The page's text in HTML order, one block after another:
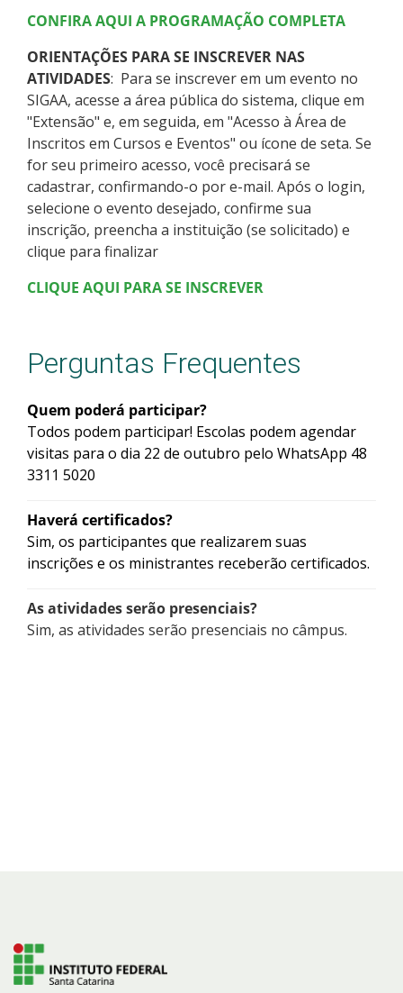
CONFIRA AQUI A PROGRAMAÇÃO COMPLETA
ORIENTAÇÕES PARA SE INSCREVER NAS
ATIVIDADES: Para se inscrever em um evento no
SIGAA, acesse a área pública do sistema, clique em
"Extensão" e, em seguida, em "Acesso à Área de
Inscritos em Cursos e Eventos" ou ícone de seta. Se
for seu primeiro acesso, você precisará se
cadastrar, confirmando-o por e-mail. Após o login,
selecione o evento desejado, confirme sua
inscrição, preencha a instituição (se solicitado) e
clique para finalizar
CLIQUE AQUI PARA SE INSCREVER
Perguntas Frequentes
Quem poderá participar?
Todos podem participar! Escolas podem agendar
visitas para o dia 22 de outubro pelo WhatsApp 48
3311 5020
Haverá certificados?
Sim, os participantes que realizarem suas
inscrições e os ministrantes receberão certificados.
As atividades serão presenciais?
Sim, as atividades serão presenciais no câmpus.